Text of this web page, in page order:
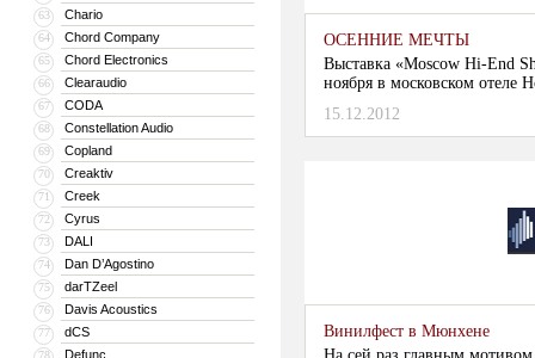
63 Chario
64 Chord Company
65 Chord Electronics
66 Clearaudio
67 CODA
68 Constellation Audio
69 Copland
70 Creaktiv
71 Creek
72 Cyrus
73 DALI
74 Dan D’Agostino
75 darTZeel
76 Davis Acoustics
77 dCS
78 Defunc
ОСЕННИЕ МЕЧТЫ
Выставка «Moscow Hi-End
ноября в московском отеле
оценить настоящий звук и
...
15.12.2012
Винилфест в Мюнхене